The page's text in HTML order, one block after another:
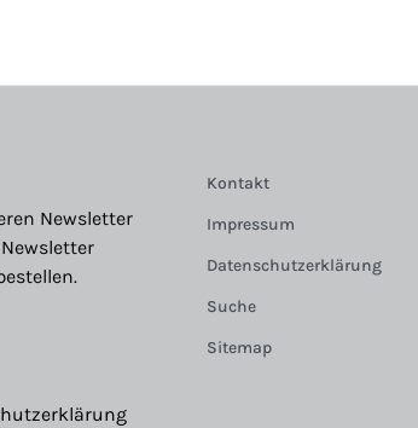
Newsletter
Kontakt
Impressum
Datenschutzerklärung
Suche
Sitemap